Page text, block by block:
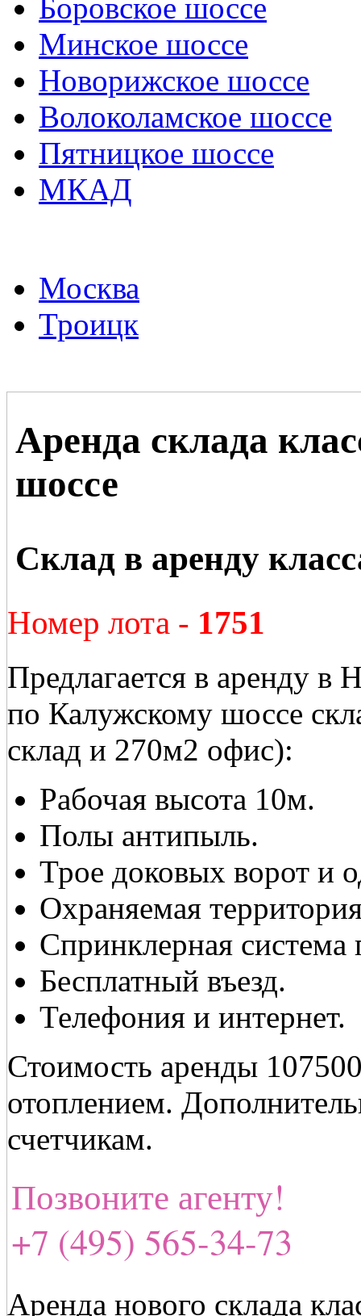
Боровское шоссе
Минское шоссе
Новорижское шоссе
Волоколамское шоссе
Пятницкое шоссе
МКАД
Москва
Троицк
Аренда склада
шоссе
Склад в аренду
Номер лота - 1751
Предлагается в аренду
по Калужскому шоссе
склад и 270м2 офис):
Рабочая высота 10м.
Полы антипыль.
Трое доковых ворот и
Охраняемая
Спринклерная
Бесплатный въезд.
Телефония и интернет.
Стоимость аренды
отоплением.
счетчикам.
Позвоните агенту!
+7 (495) 565-34-73
Аренда нового склада